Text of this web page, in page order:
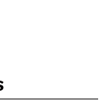
profundos
gupillion
“I love”,